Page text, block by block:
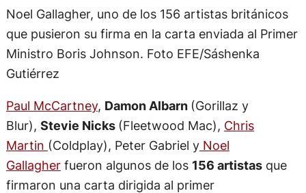
Noel Gallagher, uno de los 156 artistas británicos
que pusieron su firma en la carta enviada al Primer
Ministro Boris Johnson. Foto EFE/Sáshenka
Gutiérrez
Paul McCartney, Damon Albarn (Gorillaz y
Blur), Stevie Nicks (Fleetwood Mac), Chris
Martin (Coldplay), Peter Gabriel yNoel
Gallagherfueron algunos de los 156 artistasque
firmaron una carta dirigida al primer